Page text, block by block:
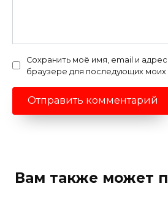
Сохранить моё имя, email и
браузере для последующих моих
Вам также может